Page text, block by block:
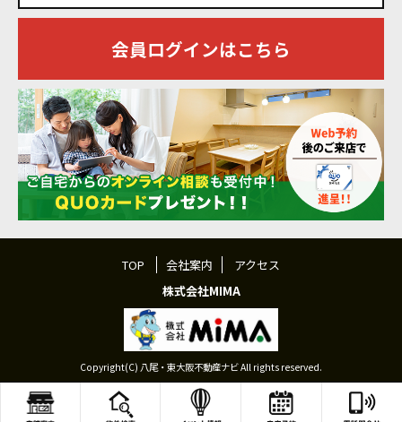
会員ログインはこちら
TOP 会社案内
アクセス
株式会社MIMA
Copyright(C) 八尾・東大阪不動産ナビ All rights reserved.